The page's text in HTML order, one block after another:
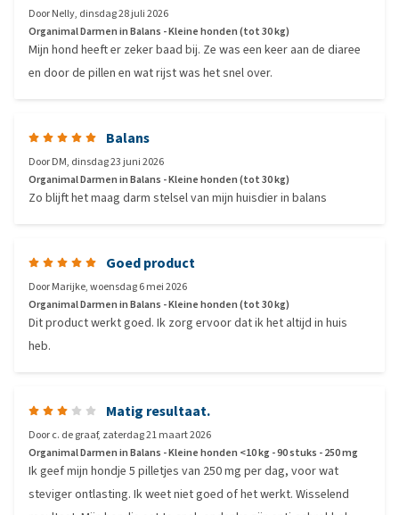
DoorNelly, dinsdag 28 juli 2026
Organimal Darmen in Balans - Kleine honden (tot 30 kg)
Mijn hond heeft er zeker baad bij. Ze was een keer aan de diaree
en door de pillen en wat rijst was het snel over.
Balans
DoorDM, dinsdag 23 juni 2026
Organimal Darmen in Balans - Kleine honden (tot 30 kg)
Zo blijft het maag darm stelsel van mijn huisdier in balans
Goed product
DoorMarijke,woensdag 6 mei 2026
Organimal Darmen in Balans - Kleine honden (tot 30 kg)
Dit product werkt goed. Ik zorg ervoor dat ik het altijd in huis
heb.
Matig resultaat.
Doorc. de graaf, zaterdag 21 maart 2026
Organimal Darmen in Balans - Kleine honden <10 kg - 90 stuks - 250 mg
Ik geef mijn hondje 5 pilletjes van 250 mg per dag, voor wat
steviger ontlasting. Ik weet niet goed of het werkt. Wisselend